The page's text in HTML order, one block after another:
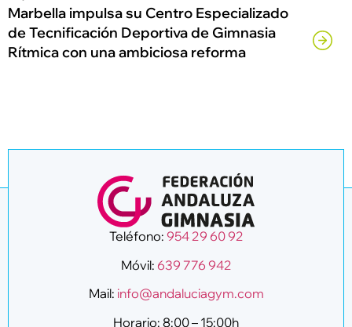
Marbella impulsa su Centro Especializado
de Tecnificación Deportiva de Gimnasia
Rítmica con una ambiciosa reforma
Teléfono: 954 29 60 92
Móvil: 639 776 942
Mail: info@andaluciagym.com
Horario: 8:00 – 15:00h